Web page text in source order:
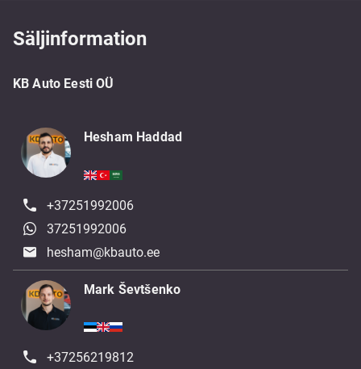
Säljinformation
KB Auto Eesti OÜ
Hesham Haddad
+37251992006
37251992006
hesham@kbauto.ee
Mark Ševtšenko
+37256219812